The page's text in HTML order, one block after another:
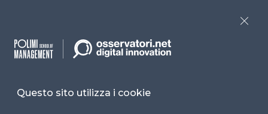
L’adozione dello Smart Working riguarda
soprattutto
impiegati, ma non solo. Sebbene in
lavoratori con particolari necessità
Questo sito utilizza i cookie